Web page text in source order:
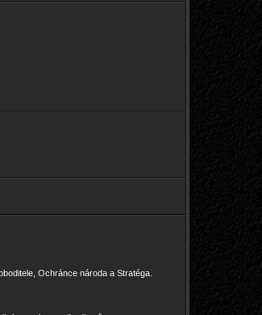
Ochránce národa a Stratéga.